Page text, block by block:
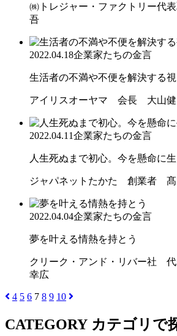
㈱トレジャー・ファクトリー代
吾
2022.04.18企業家たちの金言
生活者の不満や不便を解決する
アイリスオーヤマ 会長 大山健
2022.04.11企業家たちの金言
人生死ぬまで初心。今を懸命に
ジャパネットたかた 創業者 髙
2022.04.04企業家たちの金言
夢を叶える情熱を持とう
クリーク・アンド・リバー社
幸広
4 5 6 7 8 9 10
CATEGORY カテゴリで